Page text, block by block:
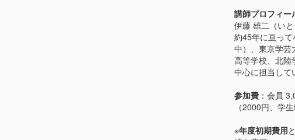
講師プロフィー
伊藤 雄二（いと
約45年に亘っ
中）、東京学芸
高等学校、北陸
中心に担当して
参加費 ：会員
（2000円、学生
※年度初期費用